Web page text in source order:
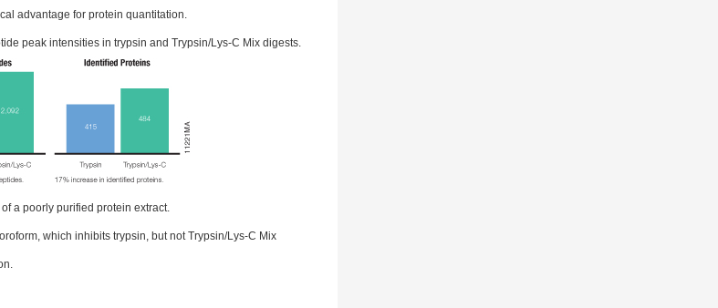
advantage for protein quantitation.
peak intensities in trypsin and Trypsin/Lys-C Mix digests.
a poorly purified protein extract.
which inhibits trypsin, but not Trypsin/Lys-C Mix